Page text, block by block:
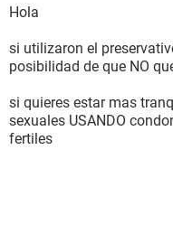
Hola
si utilizaron el
posibilidad de que NO
si quieres estar mas
sexuales USANDO
fertiles